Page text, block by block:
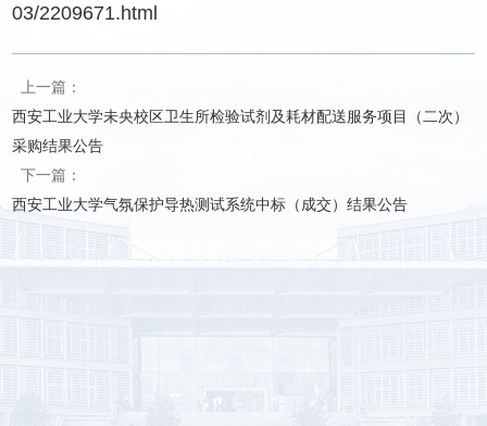
03/2209671.html
上一篇：
西安工业大学未央校区卫生所检验试剂及耗材配送服务项目（二次）
采购结果公告
下一篇：
西安工业大学气氛保护导热测试系统中标（成交）结果公告